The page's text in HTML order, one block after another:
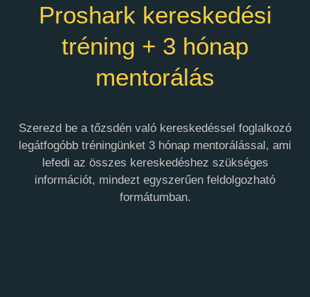
Proshark kereskedési
tréning + 3 hónap
mentorálás
Szerezd be a tőzsdén való kereskedéssel foglalkozó
legátfogóbb tréningünket 3 hónap mentorálással, ami
lefedi az összes kereskedéshez szükséges
információt, mindezt egyszerűen feldolgozható
formátumban.